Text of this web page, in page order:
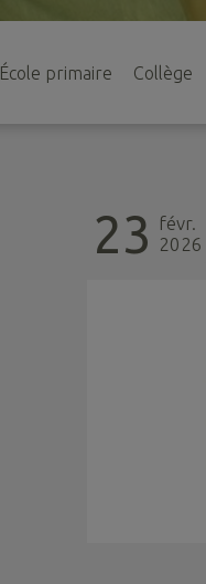
École primaire Collège
23
févr.
2026